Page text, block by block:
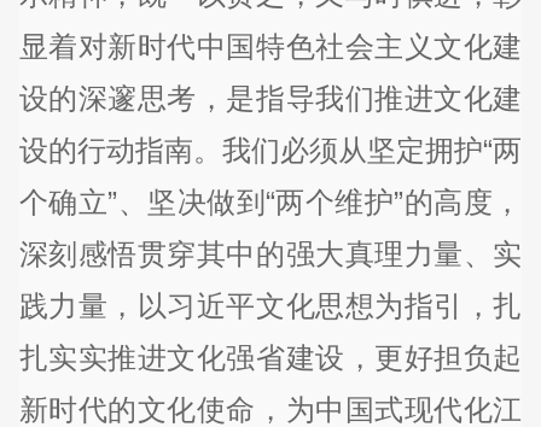
显着对新时代中国特色社会主义文化建
设的深邃思考，是指导我们推进文化建
设的行动指南。我们必须从坚定拥护“两
个确立”、坚决做到“两个维护”的高度，
深刻感悟贯穿其中的强大真理力量、实
践力量，以习近平文化思想为指引，扎
扎实实推进文化强省建设，更好担负起
新时代的文化使命，为中国式现代化江